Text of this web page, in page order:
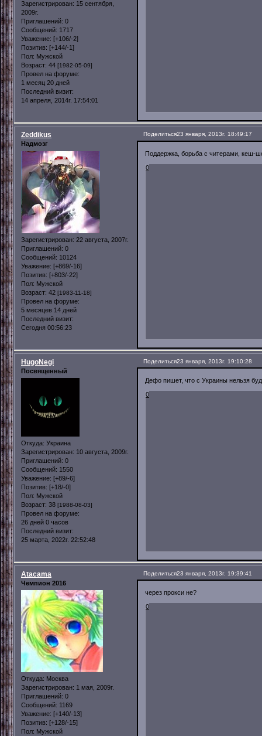
Зарегистрирован: 15 сентября,
2009г.
Приглашений: 0
Сообщений: 1717
Уважение: [+106/-2]
Позитив: [+144/-1]
Пол: Мужской
Возраст: 44 [1982-05-09]
Провел на форуме:
1 месяц 20 дней
Последний визит:
14 апреля, 2014г. 17:54:01
Поделиться23 января, 2013г. 18:49:17
Zeddikus
Надмозг
Зарегистрирован: 22 августа, 2007г.
Приглашений: 0
Сообщений: 10124
Уважение: [+869/-16]
Позитив: [+803/-22]
Пол: Мужской
Возраст: 42 [1983-11-18]
Провел на форуме:
5 месяцев 14 дней
Последний визит:
Сегодня 00:56:23
Поддержка, борьба с читерами, кеш-
0
Поделиться23 января, 2013г. 19:10:28
HugoNegi
Посвященный
Откуда: Украина
Зарегистрирован: 10 августа, 2009г.
Приглашений: 0
Сообщений: 1550
Уважение: [+89/-6]
Позитив: [+18/-0]
Пол: Мужской
Возраст: 38 [1988-08-03]
Провел на форуме:
26 дней 0 часов
Последний визит:
25 марта, 2022г. 22:52:48
Дефо пишет, что с Украины нельзя
0
Поделиться23 января, 2013г. 19:39:41
Atacama
Чемпион 2016
Откуда: Москва
Зарегистрирован: 1 мая, 2009г.
Приглашений: 0
Сообщений: 1169
Уважение: [+140/-13]
Позитив: [+128/-15]
Пол: Мужской
через прокси не?
0